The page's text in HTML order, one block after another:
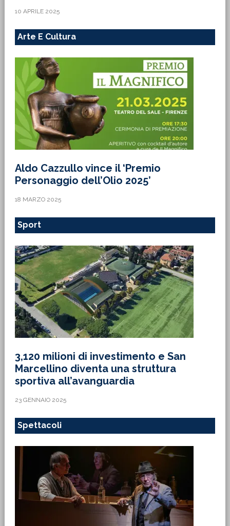
10 APRILE 2025
Arte E Cultura
Aldo Cazzullo vince il ‘Premio
Personaggio dell’Olio 2025’
18 MARZO 2025
Sport
3,120 milioni di investimento e San
Marcellino diventa una struttura
sportiva all’avanguardia
23 GENNAIO 2025
Spettacoli